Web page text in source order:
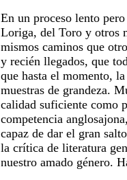
En un proceso lento
Loriga, del Toro y otros
mismos caminos que
y recién llegados, que
que hasta el momento,
muestras de grandeza.
calidad suficiente como
competencia
capaz de dar el gran
la crítica de literatura
nuestro amado género.